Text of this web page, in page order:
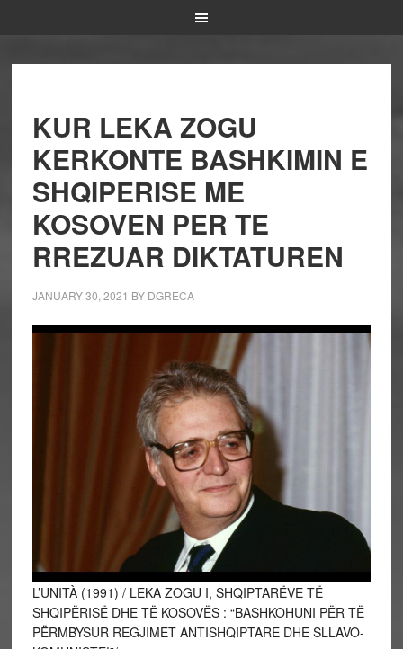
KUR LEKA ZOGU
KERKONTE BASHKIMIN E
SHQIPERISE ME
KOSOVEN PER TE
RREZUAR DIKTATUREN
JANUARY 30, 2021 BY DGRECA
L’UNITÀ (1991) / LEKA ZOGU I, SHQIPTARËVE TË
SHQIPËRISË DHE TË KOSOVËS : “BASHKOHUNI PËR TË
PËRMBYSUR REGJIMET ANTISHQIPTARE DHE SLLAVO-